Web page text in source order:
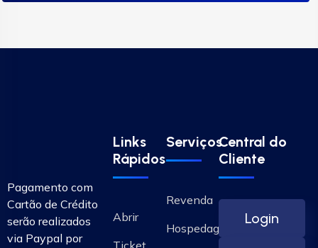
Pagamento com
Cartão de Crédito
serão realizados
via Paypal por
Links
Rápidos
Abrir
Ticket
Serviços
Revenda
Hospedagem
Central do
Cliente
Login